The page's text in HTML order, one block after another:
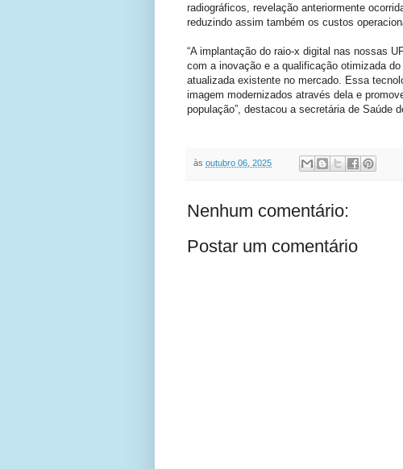
radiográficos, revelação anteriormente
reduzindo assim também os custos
“A implantação do raio-x digital nas nossas
com a inovação e a qualificação otimizada
atualizada existente no mercado. Essa
imagem modernizados através dela e
população”, destacou a secretária de Saúde
às outubro 06, 2025
Nenhum comentário:
Postar um comentário